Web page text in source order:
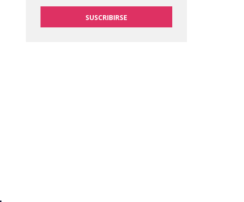
SUSCRIBIRSE